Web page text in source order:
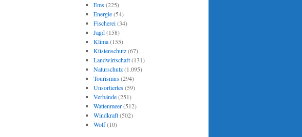
Ems(225)
Energie(54)
Fischerei(34)
Jagd(158)
Klima(155)
Küstenschutz(67)
Landwirtschaft(131)
Naturschutz(1.095)
Tourismus(294)
Unsortiertes(59)
Verbände(251)
Wattenmeer(512)
Windkraft(502)
Wolf(10)